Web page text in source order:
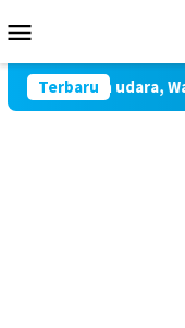
ke
Mobile
Terbaruudara,